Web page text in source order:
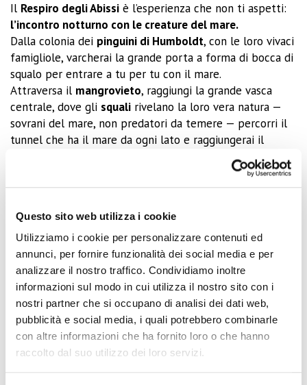
Questo sito web utilizza i cookie
Utilizziamo i cookie per personalizzare contenuti ed
annunci, per fornire funzionalità dei social media e per
analizzare il nostro traffico. Condividiamo inoltre
informazioni sul modo in cui utilizza il nostro sito con i
nostri partner che si occupano di analisi dei dati web,
pubblicità e social media, i quali potrebbero combinarle
con altre informazioni che ha fornito loro o che hanno
raccolto dal suo utilizzo dei loro servizi.
Il Respiro degli Abissi è l’esperienza che non ti aspetti:
l’incontro notturno con le creature del mare.
Dalla colonia dei pinguini di Humboldt, con le loro vivaci
famigliole, varcherai la grande porta a forma di bocca di
squalo per entrare a tu per tu con il mare.
Attraversa il mangrovieto, raggiungi la grande vasca
centrale, dove gli squali rivelano la loro vera natura —
sovrani del mare, non predatori da temere — percorri il
tunnel che ha il mare da ogni lato e raggiungerai il
Questa grande vasca ti mostra come il mare riconquisti
arrugginite di uno scafo, in rifugio per nuove forme di
vita.
Al termine, nellavasca tattile,trigoni e dasyatis
aspettano con le loro ali vellutate.
Il Respiro degli Abissi è l’Acquario che non ti aspetti, per
portare con te un’esperienza sensoriale che non
dimenticherai.